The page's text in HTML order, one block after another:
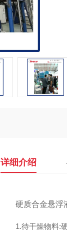
详细介绍
硬质合金悬浮
1.待干燥物料: